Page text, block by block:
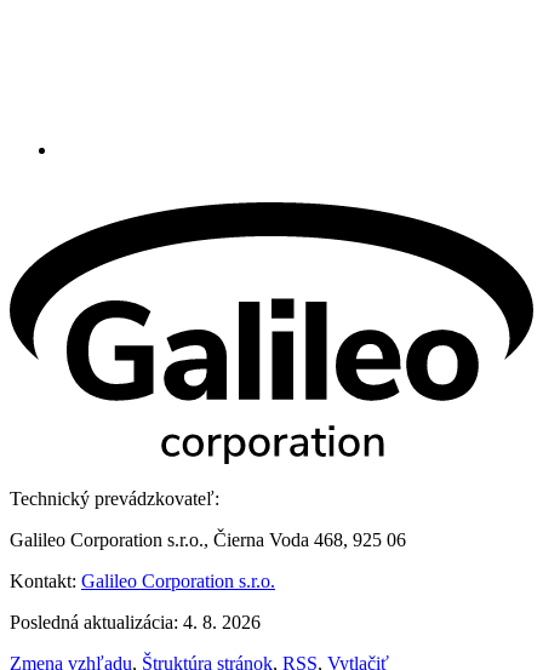
Technický prevádzkovateľ:
Galileo Corporation s.r.o., Čierna Voda 468, 925 06
Kontakt: Galileo Corporation s.r.o.
Posledná aktualizácia: 4. 8. 2026
Zmena vzhľadu, Štruktúra stránok, RSS, Vytlačiť